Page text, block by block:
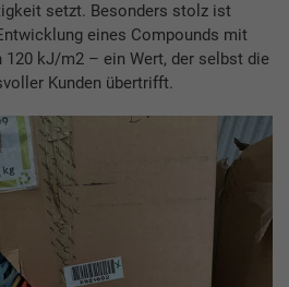
setzt. Besonders stolz ist
eines Compounds mit
120 kJ/m2 – ein Wert, der selbst die
Kunden übertrifft.